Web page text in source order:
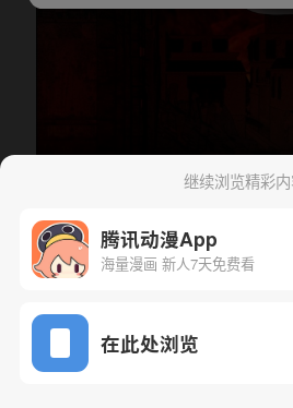
下一话 腾漫
继续浏览精彩
腾讯动漫App
海量漫画 新人7天免费看
在此处浏览